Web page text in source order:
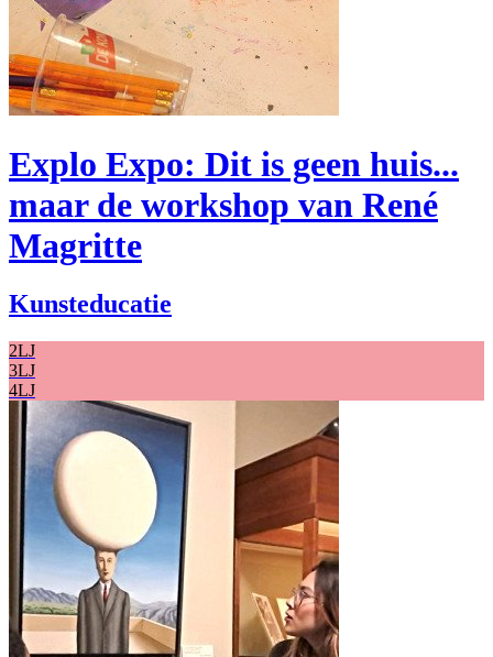
Explo Expo: Dit is geen huis...
maar de workshop van René
Magritte
Kunsteducatie
2LJ
3LJ
4LJ